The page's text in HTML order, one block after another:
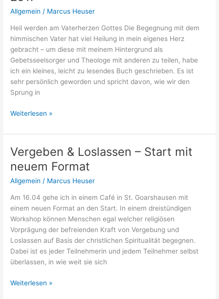
Gottes“
auf
dem
Markt!
Allgemein / Marcus Heuser
Heil werden am Vaterherzen Gottes Die Begegnung mit dem
himmischen Vater hat viel Heilung in mein eigenes Herz
gebracht – um diese mit meinem Hintergrund als
Gebetsseelsorger und Theologe mit anderen zu teilen, habe
ich ein kleines, leicht zu lesendes Buch geschrieben. Es ist
sehr persönlich geworden und spricht davon, wie wir den
Sprung in
Buchveröffentlichung
Frühjahr
Weiterlesen »
Vergeben & Loslassen – Start mit
neuem Format
Allgemein / Marcus Heuser
Am 16.04 gehe ich in einem Café in St. Goarshausen mit
einem neuen Format an den Start. In einem dreistündigen
Workshop können Menschen egal welcher religiösen
Vorprägung der befreienden Kraft von Vergebung und
Loslassen auf Basis der christlichen Spiritualität begegnen.
Dabei ist es jeder Teilnehmerin und jedem Teilnehmer selbst
überlassen, in wie weit sie sich
Vergeben
Weiterlesen »